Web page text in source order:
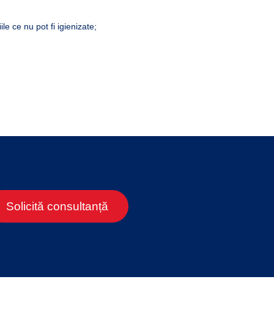
ce nu pot fi igienizate;
Solicită consultanță